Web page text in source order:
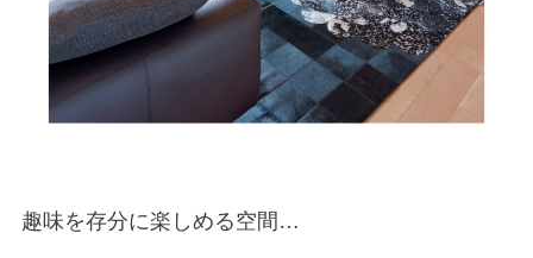
趣味を存分に楽しめる空間 …